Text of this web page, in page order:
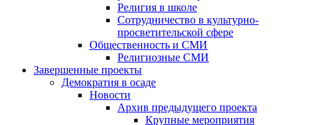
Религия в школе
Сотрудничество в культурно-
просветительской сфере
Общественность и СМИ
Религиозные СМИ
Завершенные проекты
Демократия в осаде
Новости
Архив предыдущего проекта
Крупные мероприятия